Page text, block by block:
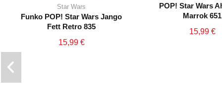
Star Wars
Funko POP! Star Wars Jango
Fett Retro 835
15,99 €
POP! Star Wars
Marrok 651
15,99 €